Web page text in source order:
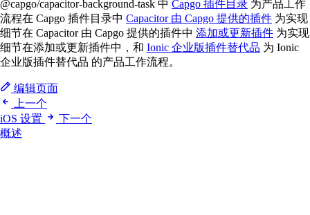
@capgo/capacitor-background-task 中 Capgo 插件目录 为产品工作
流程在 Capgo 插件目录中 Capacitor 由 Capgo 提供的插件 为实现
细节在 Capacitor 由 Capgo 提供的插件中 添加或更新插件 为实现
细节在添加或更新插件中，和 Ionic 企业版插件替代品 为 Ionic
企业版插件替代品 的产品工作流程。
编辑页面
上一个
iOS 设置
下一个
概述